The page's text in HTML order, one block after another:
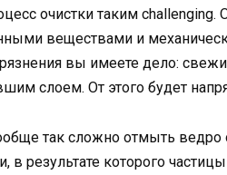
очистки таким
веществами и
вы имеете дело:
слоем. От этого будет
так сложно отмыть
в результате которого